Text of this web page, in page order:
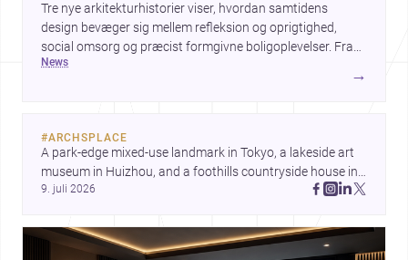
Tre nye arkitekturhistorier viser, hvordan samtidens
design bevæger sig mellem refleksion og oprigtighed,
social omsorg og præcist formgivne boligoplevelser. Fra
den teoretiske diskussion om metamodernisme til et
news
→
#ARCHSPLACE
A park-edge mixed-use landmark in Tokyo, a lakeside art
museum in Huizhou, and a foothills countryside house in
Cayambe show architecture shaping place, culture, and
9. juli 2026